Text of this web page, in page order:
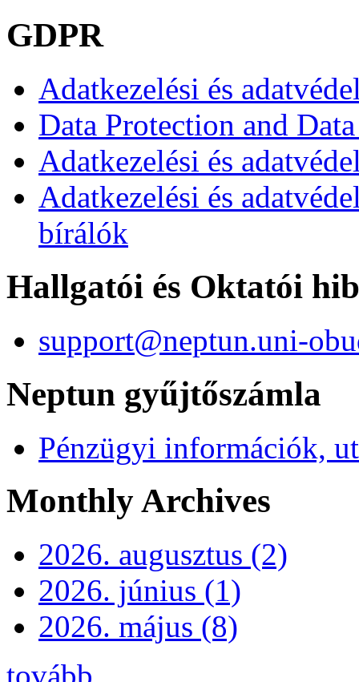
GDPR
Adatkezelési és
Data Protection and
Adatkezelési és
Adatkezelési és
bírálók
Hallgatói és Oktatói
support@neptun.uni-
Neptun gyűjtőszámla
Pénzügyi információk,
Monthly Archives
2026. augusztus (2)
2026. június (1)
2026. május (8)